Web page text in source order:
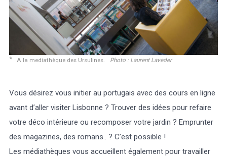
A la mediathèque des Ursulines. Photo : Laurent Laveder
Vous désirez vous initier au portugais avec des cours en ligne
avant d’aller visiter Lisbonne ? Trouver des idées pour refaire
votre déco intérieure ou recomposer votre jardin ? Emprunter
des magazines, des romans.. ? C’est possible !
Les médiathèques vous accueillent également pour travailler